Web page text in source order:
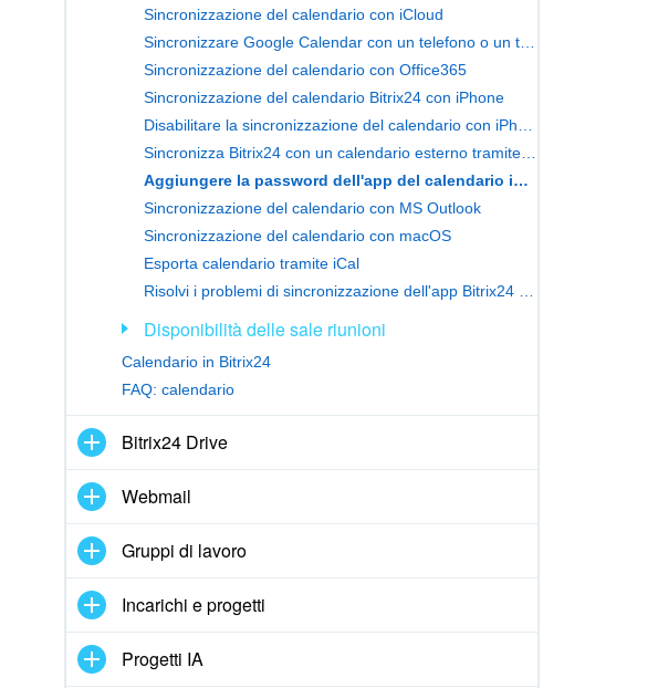
Sincronizzazione del calendario con iCloud
Sincronizzazione del calendario con Office365
Sincronizzazione del calendario Bitrix24 con iPhone
Aggiungere la password dell'app del calendario iCloud
Sincronizzazione del calendario con MS Outlook
Sincronizzazione del calendario con macOS
Esporta calendario tramite iCal
Disponibilità delle sale riunioni
Calendario in Bitrix24
FAQ: calendario
Bitrix24 Drive
Webmail
Gruppi di lavoro
Incarichi e progetti
Progetti IA